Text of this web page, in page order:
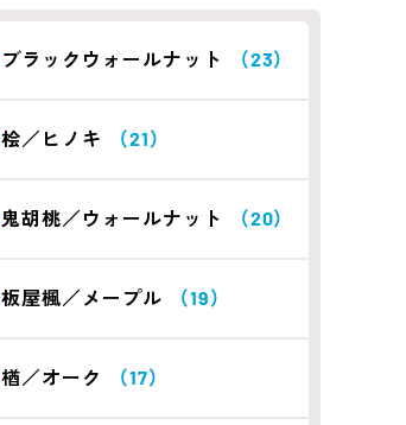
ブラックウォールナット （23）
桧／ヒノキ （21）
鬼胡桃／ウォールナット （20）
板屋楓／メープル （19）
楢／オーク （17）